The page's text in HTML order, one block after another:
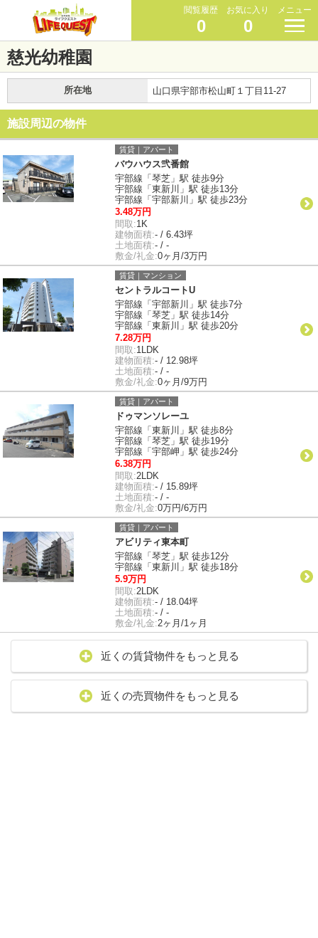
閲覧履歴
0
お気に入り
0
メニュー
慈光幼稚園
所在地 山口県宇部市松山町１丁目11-27
施設周辺の物件
賃貸｜アパート
バウハウス弐番館
宇部線「琴芝」駅 徒歩9分
宇部線「東新川」駅 徒歩13分
宇部線「宇部新川」駅 徒歩23分
3.48万円
間取:1K
建物面積:- / 6.43坪
土地面積:- / -
敷金/礼金:0ヶ月/3万円
賃貸｜マンション
セントラルコートU
宇部線「宇部新川」駅 徒歩7分
宇部線「琴芝」駅 徒歩14分
宇部線「東新川」駅 徒歩20分
7.28万円
間取:1LDK
建物面積:- / 12.98坪
土地面積:- / -
敷金/礼金:0ヶ月/9万円
賃貸｜アパート
ドゥマンソレーユ
宇部線「東新川」駅 徒歩8分
宇部線「琴芝」駅 徒歩19分
宇部線「宇部岬」駅 徒歩24分
6.38万円
間取:2LDK
建物面積:- / 15.89坪
土地面積:- / -
敷金/礼金:0万円/6万円
賃貸｜アパート
アビリティ東本町
宇部線「琴芝」駅 徒歩12分
宇部線「東新川」駅 徒歩18分
5.9万円
間取:2LDK
建物面積:- / 18.04坪
土地面積:- / -
敷金/礼金:2ヶ月/1ヶ月
近くの賃貸物件をもっと見る
近くの売買物件をもっと見る